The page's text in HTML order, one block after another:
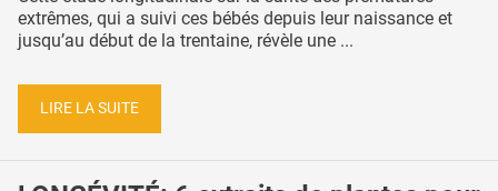
extrêmes, qui a suivi ces bébés depuis leur naissance et
jusqu’au début de la trentaine, révèle une ...
LIRE LA SUITE